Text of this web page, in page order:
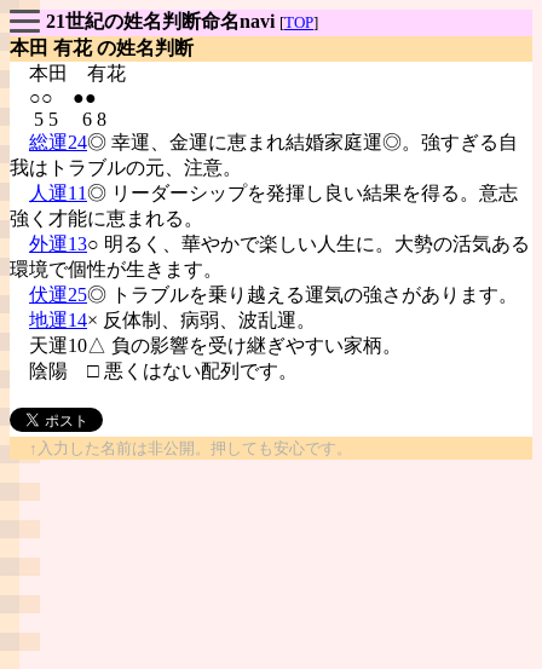
21世紀の姓名判断命名navi [TOP]
本田 有花 の姓名判断
本田 有花
○○ ●●
5 5 6 8
総運24◎ 幸運、金運に恵まれ結婚家庭運◎。強すぎる自
我はトラブルの元、注意。
人運11◎ リーダーシップを発揮し良い結果を得る。意志
強く才能に恵まれる。
外運13○ 明るく、華やかで楽しい人生に。大勢の活気ある
環境で個性が生きます。
伏運25◎ トラブルを乗り越える運気の強さがあります。
地運14× 反体制、病弱、波乱運。
天運10△ 負の影響を受け継ぎやすい家柄。
陰陽 □ 悪くはない配列です。
↑入力した名前は非公開。押しても安心です。